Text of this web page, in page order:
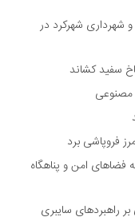
شهرداری شهرکرد در
سفید کشاند
مصنوعی
فروپاشی برد
امن و پناهگاه
راهبرد‌های سایبری